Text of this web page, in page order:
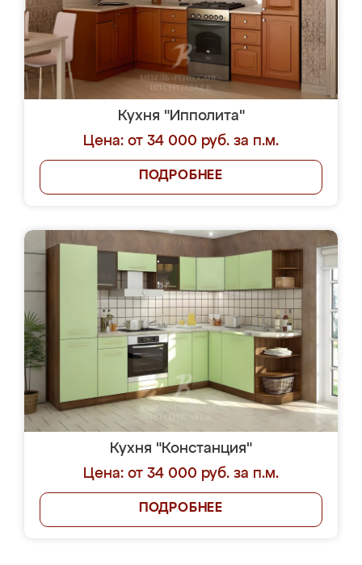
Кухня "Ипполита"
Цена: от 34 000 руб. за п.м.
ПОДРОБНЕЕ
Кухня "Констанция"
Цена: от 34 000 руб. за п.м.
ПОДРОБНЕЕ